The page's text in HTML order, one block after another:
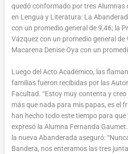
quedó conformado por tres Alumnas
en Lengua y Literatura: La
con un promedio general de 9,46; la
Vázquez con un promedio general de
Macarena Denise Oya con un
Luego del Acto Académico, las
familias fueron recibidas por las
Facultad. “Estoy muy contenta y
más que nada para mis papas, es el
han hecho todo este tiempo para que
expresó la Alumna Fernanda
la nueva Abanderada aseguró:
Bandera, nos enteramos las tres